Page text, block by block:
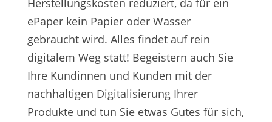
Herstellungskosten reduziert, da für ein
ePaper kein Papier oder Wasser
gebraucht wird. Alles findet auf rein
digitalem Weg statt! Begeistern auch Sie
Ihre Kundinnen und Kunden mit der
nachhaltigen Digitalisierung Ihrer
Produkte und tun Sie etwas Gutes für sich,